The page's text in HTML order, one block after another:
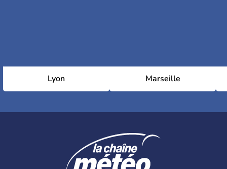
Lyon Marseille